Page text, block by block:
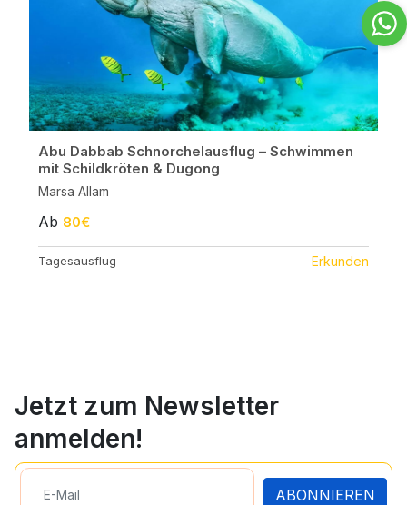
Abu Dabbab Schnorchelausflug – Schwimmen
mit Schildkröten & Dugong
Marsa Allam
Ab 80€
Tagesausflug Erkunden
Jetzt zum Newsletter
anmelden!
ABONNIEREN